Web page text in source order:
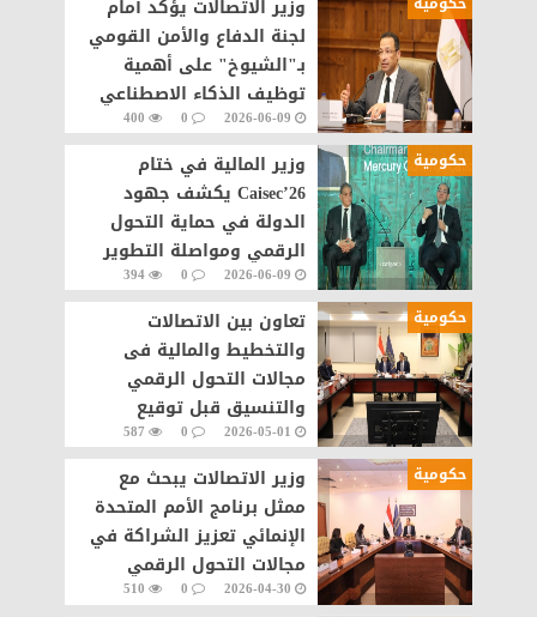
وزير الاتصالات يؤكد أمام
لجنة الدفاع والأمن القومي
بـ"الشيوخ" على أهمية
توظيف الذكاء الاصطناعي
في مجال الأمن السيبراني
2026-06-09
0
400
حكومية
وزير المالية في ختام
Caisec’26 يكشف جهود
الدولة في حماية التحول
الرقمي ومواصلة التطوير
2026-06-09
0
394
حكومية
تعاون بين الاتصالات
والتخطيط والمالية فى
مجالات التحول الرقمي
والتنسيق قبل توقيع
الاتفاقيات مع الشركات
العالمية
2026-05-01
0
587
حكومية
وزير الاتصالات يبحث مع
ممثل برنامج الأمم المتحدة
الإنمائي تعزيز الشراكة في
مجالات التحول الرقمي
والذكاء الاصطناعي
2026-04-30
0
510